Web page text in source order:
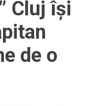
Cluj își
de o